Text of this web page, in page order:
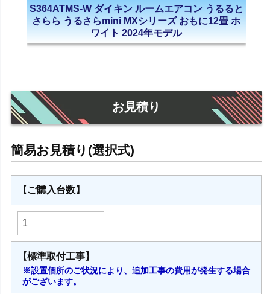
S364ATMS-W ダイキン ルームエアコン うるると
さらら うるさらmini MXシリーズ おもに12畳 ホ
ワイト 2024年モデル
お見積り
【ご購入台数】
【標準取付工事】
※設置個所のご状況により、追加工事の費用が発生する場合
がございます。